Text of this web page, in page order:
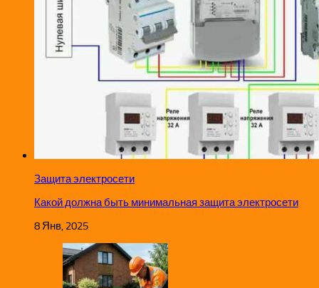
Защита электросети
Какой должна быть минимальная защита электросети
8 Янв, 2025